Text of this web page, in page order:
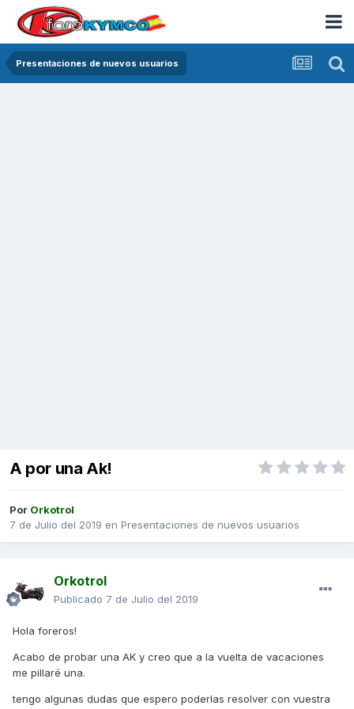
Presentaciones de nuevos usuarios
A por una Ak!
Por Orkotrol
7 de Julio del 2019 en Presentaciones de nuevos usuarios
Orkotrol
Publicado 7 de Julio del 2019
Hola foreros!
Acabo de probar una AK y creo que a la vuelta de vacaciones
me pillaré una.
tengo algunas dudas que espero poderlas resolver con vuestra